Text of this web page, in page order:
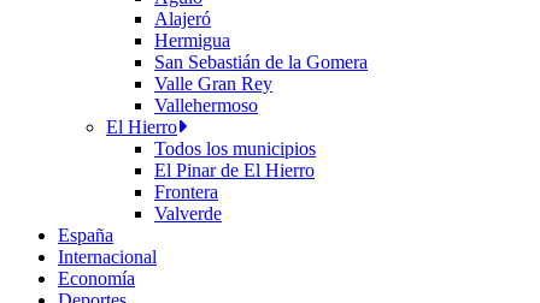
Alajeró
Hermigua
San Sebastián de la Gomera
Valle Gran Rey
Vallehermoso
El Hierro
Todos los municipios
El Pinar de El Hierro
Frontera
Valverde
España
Internacional
Economía